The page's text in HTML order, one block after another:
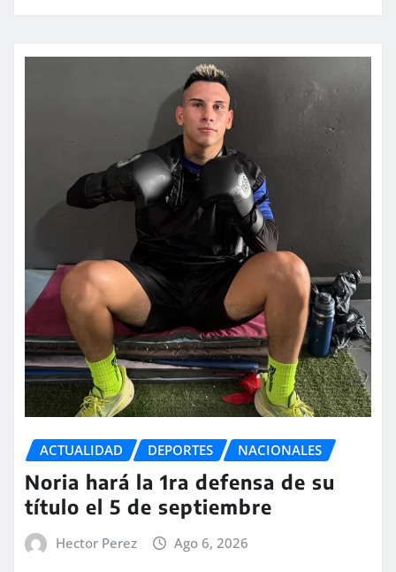
ACTUALIDAD DEPORTES NACIONALES
Noria hará la 1ra defensa de su
título el 5 de septiembre
Hector Perez Ago 6, 2026